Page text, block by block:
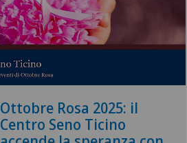
Ottobre Rosa 2025: il
Centro Seno Ticino